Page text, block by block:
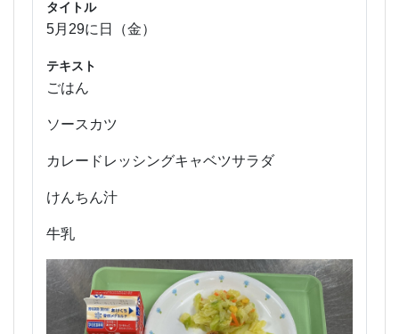
タイトル
5月29に日（金）
テキスト
ごはん
ソースカツ
カレードレッシングキャベツサラダ
けんちん汁
牛乳